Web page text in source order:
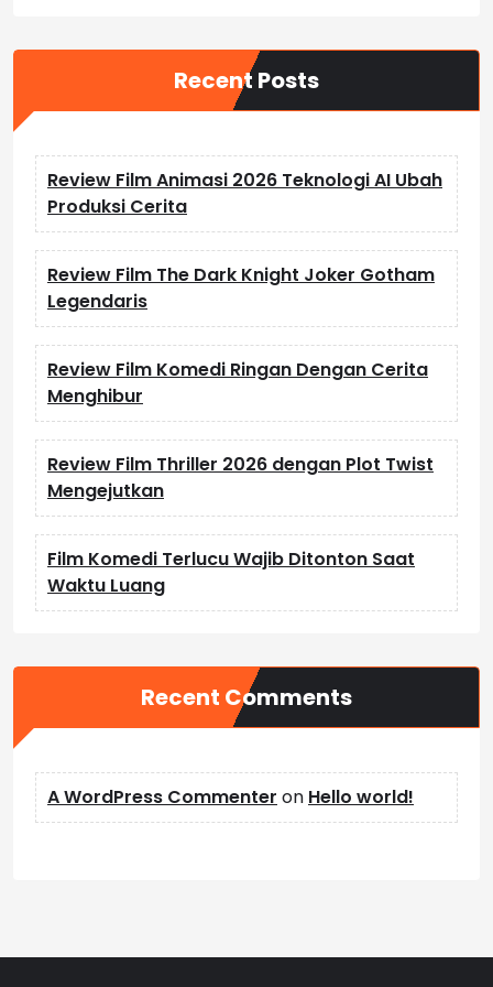
Recent Posts
Review Film Animasi 2026 Teknologi AI Ubah
Produksi Cerita
Review Film The Dark Knight Joker Gotham
Legendaris
Review Film Komedi Ringan Dengan Cerita
Menghibur
Review Film Thriller 2026 dengan Plot Twist
Mengejutkan
Film Komedi Terlucu Wajib Ditonton Saat
Waktu Luang
Recent Comments
A WordPress Commenter on Hello world!